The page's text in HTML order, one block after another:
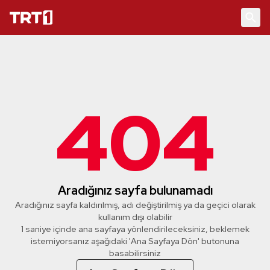
404
Aradığınız sayfa bulunamadı
Aradığınız sayfa kaldırılmış, adı değiştirilmiş ya da geçici olarak
kullanım dışı olabilir
1 saniye içinde ana sayfaya yönlendirileceksiniz, beklemek
istemiyorsanız aşağıdaki 'Ana Sayfaya Dön' butonuna
basabilirsiniz